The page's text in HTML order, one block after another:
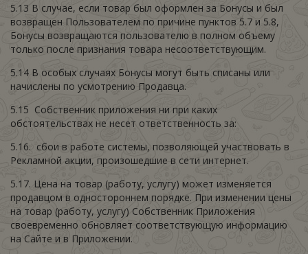
5.13 В случае, если товар был оформлен за Бонусы и был
возвращен Пользователем по причине пунктов 5.7 и 5.8,
Бонусы возвращаются пользователю в полном объему
только после признания товара несоответствующим.
5.14 В особых случаях Бонусы могут быть списаны или
начислены по усмотрению Продавца.
5.15 Собственник приложения ни при каких
обстоятельствах не несет ответственность за:
5.16. сбои в работе системы, позволяющей участвовать в
Рекламной акции, произошедшие в сети интернет.
5.17. Цена на товар (работу, услугу) может изменяется
продавцом в одностороннем порядке. При изменении цены
на товар (работу, услугу) Собственник Приложения
своевременно обновляет соответствующую информацию
на Сайте и в Приложении.